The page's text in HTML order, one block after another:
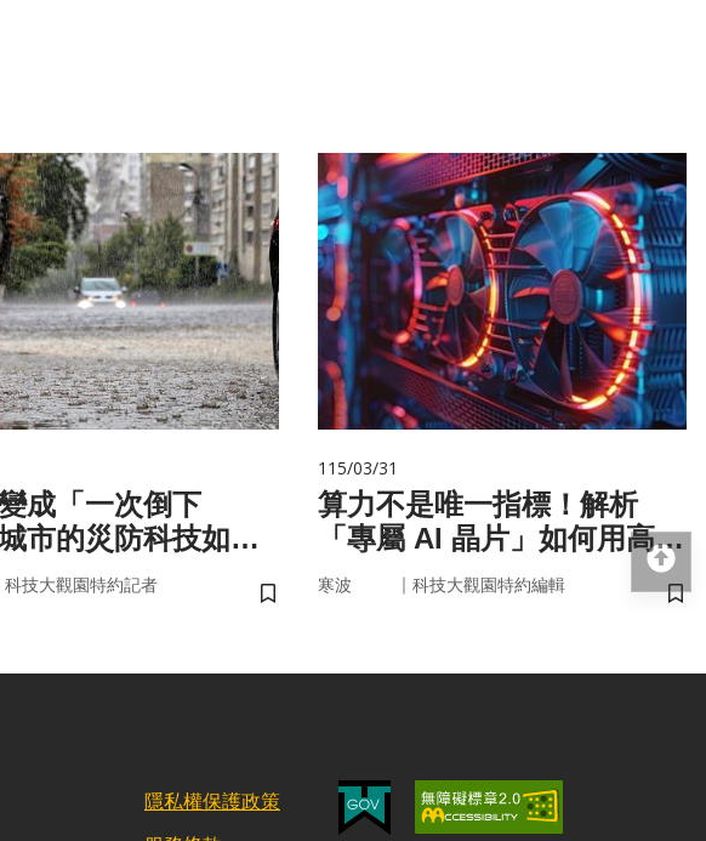
成「一次倒下
市的災防科技如何
？
科技大觀園特約記者
儲存書籤
115/03/31
算力不是唯一指標！解析
「專屬 AI 晶片」如何用高效
率驅動未來
寒波 ｜ 科技大觀園特約編輯
儲
隱私權保護政策
回